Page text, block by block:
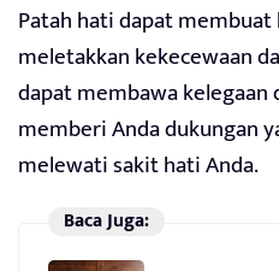
Patah hati dapat
meletakkan kekecewaan
dapat membawa kelegaan
memberi Anda dukungan
melewati sakit hati Anda.
Baca Juga: